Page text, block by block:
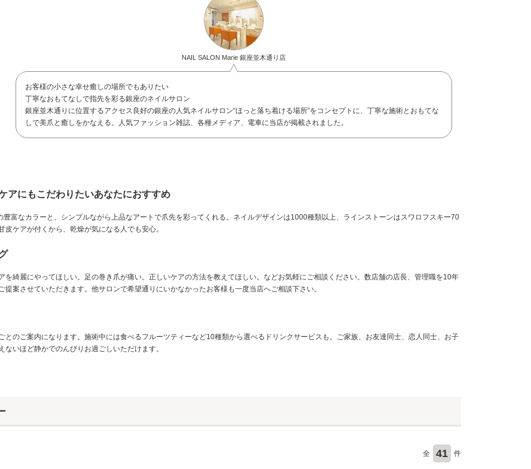
NAIL SALON Marie 銀座並木通り店
お客様の小さな幸せ癒しの場所でもありたい
丁寧なおもてなしで指先を彩る銀座のネイルサロン
銀座並木通りに位置するアクセス良好の銀座の人気ネイルサロン“ほっと落ち着ける場所”をコンセプトに、丁寧な施術とおもてな
しで美爪と癒しをかなえる。人気ファッション雑誌、各種メディア、電車に当店が掲載されました。
アにもこだわりたいあなたにおすすめ
富なカラーと、シンプルながら上品なアートで爪先を彩ってくれる。ネイルデザインは1000種類以上、ラインストーンはスワロフスキー70
ケアが付くから、乾燥が気になる人でも安心。
綺麗にやってほしい。足の巻き爪が痛い。正しいケアの方法を教えてほしい。などお気軽にご相談ください。数店舗の店長、管理職を10年
案させていただきます。他サロンで希望通りにいかなかったお客様も一度当店へご相談下さい。
のご案内になります。施術中には食べるフルーツティーなど10種類から選べるドリンクサービスも。ご家族、お友達同士、恋人同士、お子
いほど静かでのんびりお過ごしいただけます。
全 41 件